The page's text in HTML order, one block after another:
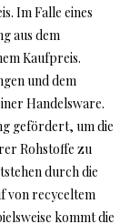
Im Falle eines
aus dem
Kaufpreis.
und dem
Handelsware.
gefördert, um die
Rohstoffe zu
durch die
von recyceltem
kommt die